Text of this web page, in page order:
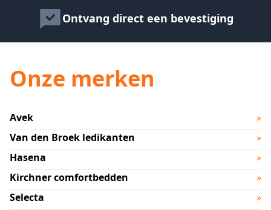
Ontvang direct een bevestiging
Onze merken
Avek
»
Van den Broek ledikanten
»
Hasena
»
Kirchner comfortbedden
»
Selecta
»